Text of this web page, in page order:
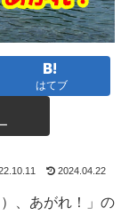
はてブ
2024.04.22
、あがれ！」の